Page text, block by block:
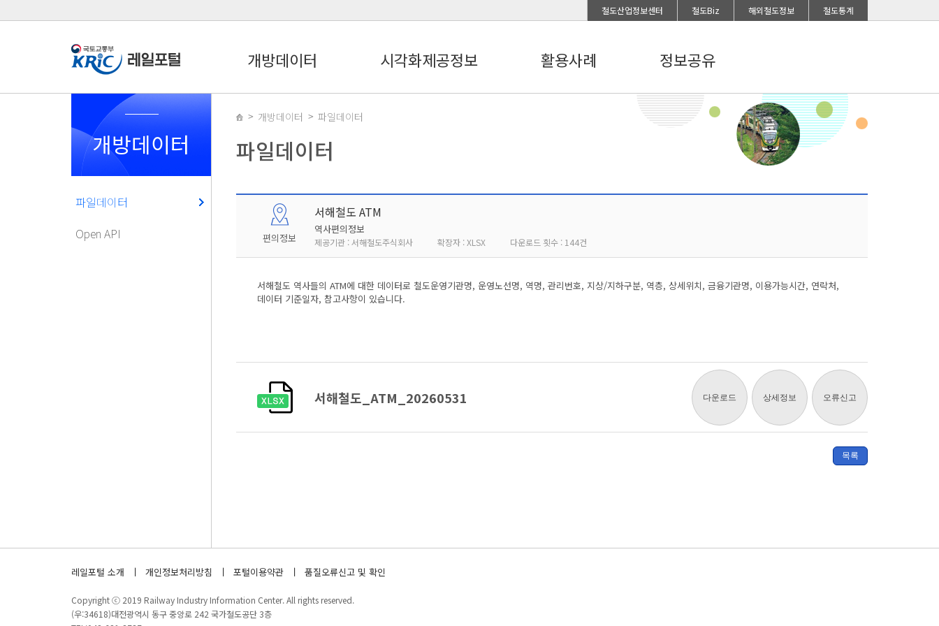
철도산업정보센터 철도Biz 해외철도정보 철도통계
개방데이터 시각화제공정보 활용사례 정보공유
개방데이터
파일데이터
Open API
개방데이터 파일데이터
파일데이터
편의정보
서해철도 ATM
역사편의정보
제공기관 : 서해철도주식회사 확장자 : XLSX 다운로드 횟수 : 144건
서해철도 역사들의 ATM에 대한 데이터로 철도운영기관명, 운영노선명, 역명, 관리번호, 지상/지하구분, 역층, 상세위치, 금융기관명, 이용가능시간, 연락처,
데이터 기준일자, 참고사항이 있습니다.
서해철도_ATM_20260531 다운로드 상세정보 오류신고
목록
레일포털 소개 개인정보처리방침 포털이용약관 품질오류신고 및 확인
Copyright ⓒ 2019 Railway Industry Information Center. All rights reserved.
(우:34618)대전광역시 동구 중앙로 242 국가철도공단 3층